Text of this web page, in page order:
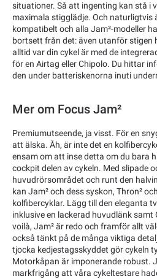
situationer. Så att ingenting kan stå i
maximala stigglädje. Och naturligtvis
kompatibelt och alla Jam²-modeller
bortsett från det: även utanför stigen
alltid var din cykel är med de
för en Airtag eller Chipolo. Du hittar
den under batteriskenorna inuti
Mer om Focus Jam²
Premiumutseende, ja visst. För en
att älska. Åh, är inte det en
ensam om att inse detta om du bara
cockpit delen av cykeln. Med slipade
huvudrörsområdet och runt den
kan Jam² och dess syskon, Thron²
kolfibercyklar. Lägg till den eleganta
inklusive en lackerad huvudlänk samt
voilà, Jam² är redo och framför allt
också tänkt på de många viktiga
tjocka kedjestagsskyddet gör cykeln
Motorkåpan är imponerande robust.
markfrigång att våra cykeltestare